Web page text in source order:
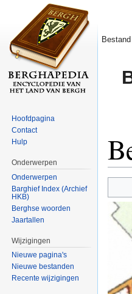
Bestand
Hoofdpagina
Contact
Hulp
Onderwerpen
Onderwerpen
Barghief Index (Archief
HKB)
Berghse woorden
Jaartallen
Wijzigingen
Nieuwe pagina's
Nieuwe bestanden
Recente wijzigingen